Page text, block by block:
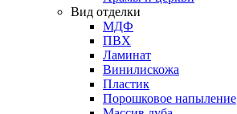
Вид отделки
МДФ
ПВХ
Ламинат
Винилискожа
Пластик
Порошковое напыление